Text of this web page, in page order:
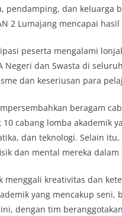
pendamping, dan keluarga
2 Lumajang mencapai
peserta mengalami
Negeri dan Swasta di
dan keseriusan para
beragam
10 cabang lomba akademik
dan teknologi. Selain
dan mental mereka
menggali kreativitas dan
yang mencakup
dengan tim